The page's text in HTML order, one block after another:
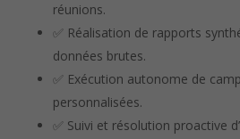
réunions.
✅ Réalisation de rapports
données brutes.
✅ Exécution autonome de
personnalisées.
✅ Suivi et résolution proactive